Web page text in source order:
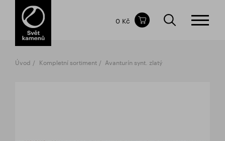
Obsah nákupního košíku
CELKOVÁ CENA
0 Kč
Úvod Kompletní sortiment Avanturín synt. zlatý